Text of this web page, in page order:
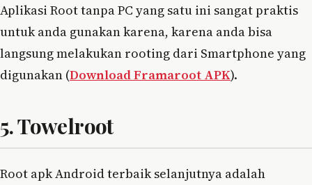
Aplikasi Root tanpa PC yang satu ini sangat praktis
untuk anda gunakan karena, karena anda bisa
langsung melakukan rooting dari Smartphone yang
digunakan (Download Framaroot APK).
5. Towelroot
Root apk Android terbaik selanjutnya adalah